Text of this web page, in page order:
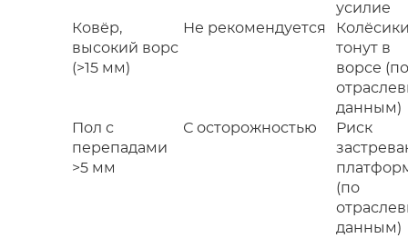
усилие
Ковёр,
высокий ворс
(>15 мм)
Не рекомендуется
тонут в
ворсе (по
данным)
Пол с
перепадами
>5 мм
С осторожностью
Риск
(по
данным)